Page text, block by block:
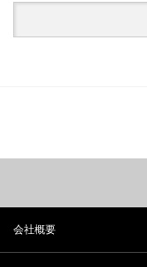
会社概要